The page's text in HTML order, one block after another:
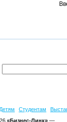
Детям Студентам
«Бизнес-Линк» —